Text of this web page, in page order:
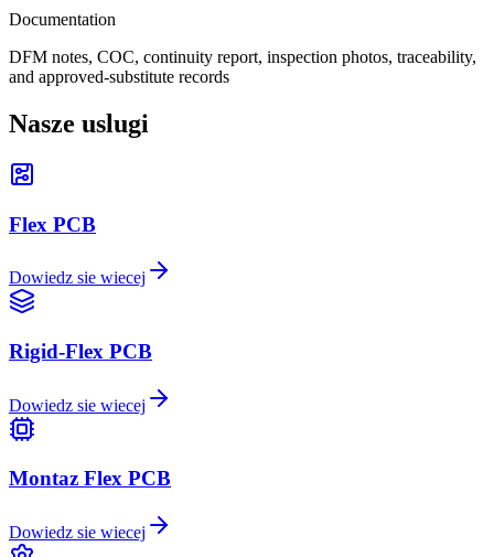
Documentation
DFM notes, COC, continuity report, inspection photos, traceability,
and approved-substitute records
Nasze uslugi
Flex PCB
Dowiedz sie wiecej
Rigid-Flex PCB
Dowiedz sie wiecej
Montaz Flex PCB
Dowiedz sie wiecej